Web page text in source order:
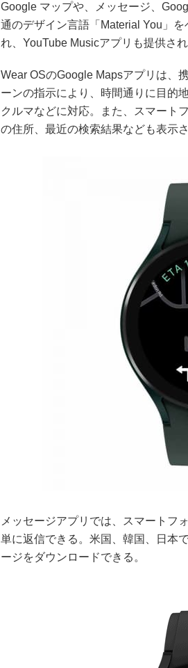
Google マップや、メッセージ、
通のデザイン言語「Material You」
れ、YouTube Musicアプリも提供され
Wear OSのGoogle Mapsアプリは、
ーンの指示により、時間通りに目的
クルマなどに対応。また、スマート
の住所、最近の検索結果なども表示さ
メッセージアプリでは、スマートフ
単に返信できる。米国、韓国、日本
ージをダウンロードできる。